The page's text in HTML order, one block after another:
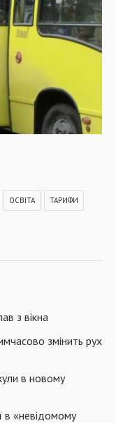
ОСВІТА ТАРИФИ
з вікна
змінить рух
в новому
в «невідомому